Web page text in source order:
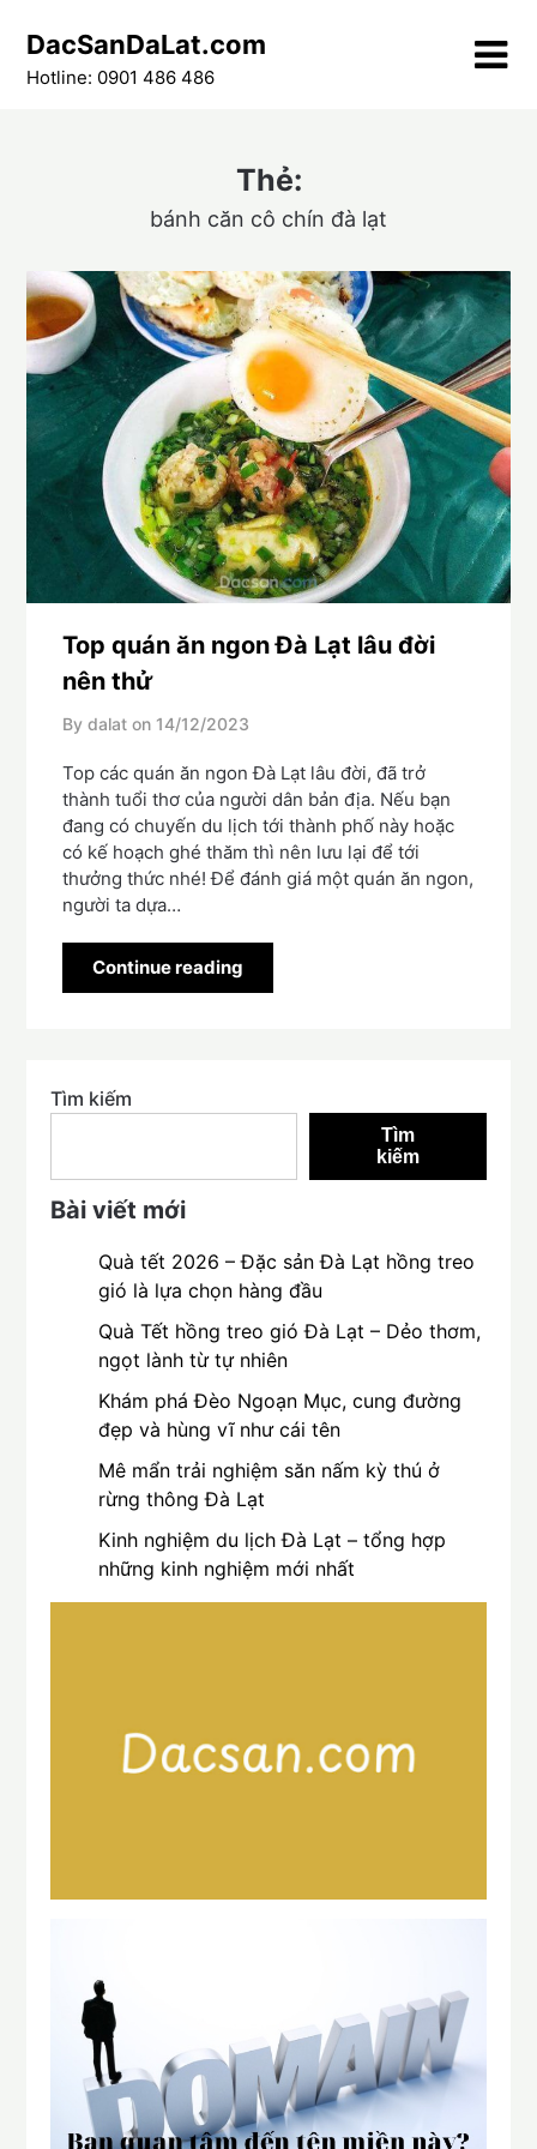
content
DacSanDaLat.com
Hotline: 0901 486 486
Thẻ:
bánh căn cô chín đà lạt
Top quán ăn ngon Đà Lạt lâu đời
nên thử
By dalat on 14/12/2023
Top các quán ăn ngon Đà Lạt lâu đời, đã trở
thành tuổi thơ của người dân bản địa. Nếu bạn
đang có chuyến du lịch tới thành phố này hoặc
có kế hoạch ghé thăm thì nên lưu lại để tới
thưởng thức nhé! Để đánh giá một quán ăn ngon,
người ta dựa…
Continue reading
Tìm kiếm
Tìm
kiếm
Bài viết mới
Quà tết 2026 – Đặc sản Đà Lạt hồng treo
gió là lựa chọn hàng đầu
Quà Tết hồng treo gió Đà Lạt – Dẻo thơm,
ngọt lành từ tự nhiên
Khám phá Đèo Ngoạn Mục, cung đường
đẹp và hùng vĩ như cái tên
Mê mẩn trải nghiệm săn nấm kỳ thú ở
rừng thông Đà Lạt
Kinh nghiệm du lịch Đà Lạt – tổng hợp
những kinh nghiệm mới nhất